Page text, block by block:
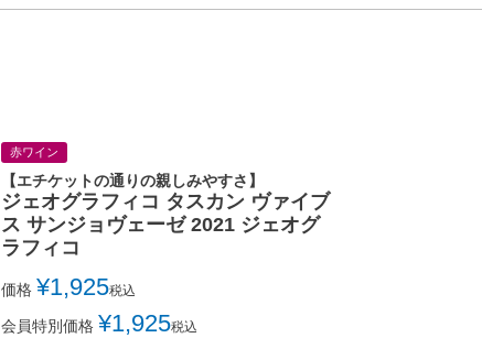
赤ワイン
【エチケットの通りの親しみやすさ】
ジェオグラフィコ タスカン ヴァイブ
ス サンジョヴェーゼ 2021 ジェオグ
ラフィコ
価格 ¥1,925税込
会員特別価格 ¥1,925税込